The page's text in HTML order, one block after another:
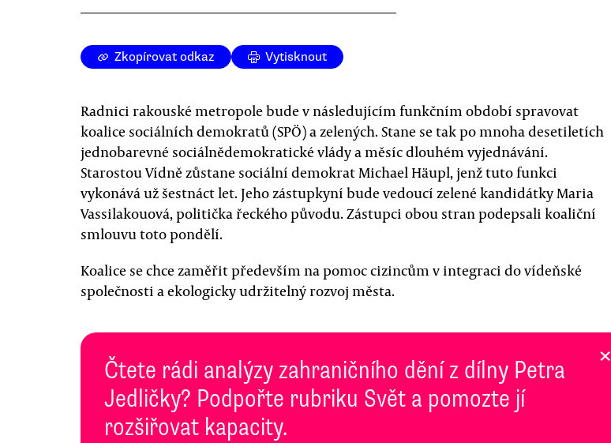
Zkopírovat odkaz Vytisknout
Radnici rakouské metropole bude v následujícím funkčním období spravovat
koalice sociálních demokratů (SPÖ) a zelených. Stane se tak po mnoha desetiletích
jednobarevné sociálnědemokratické vlády a měsíc dlouhém vyjednávání.
Starostou Vídně zůstane sociální demokrat Michael Häupl, jenž tuto funkci
vykonává už šestnáct let. Jeho zástupkyní bude vedoucí zelené kandidátky Maria
Vassilakouová, politička řeckého původu. Zástupci obou stran podepsali koaliční
smlouvu toto pondělí.
Koalice se chce zaměřit především na pomoc cizincům v integraci do vídeňské
společnosti a ekologicky udržitelný rozvoj města.
Čtete rádi analýzy zahraničního dění z dílny Petra
Jedličky? Podpořte rubriku Svět a pomozte jí
rozšiřovat kapacity.
×